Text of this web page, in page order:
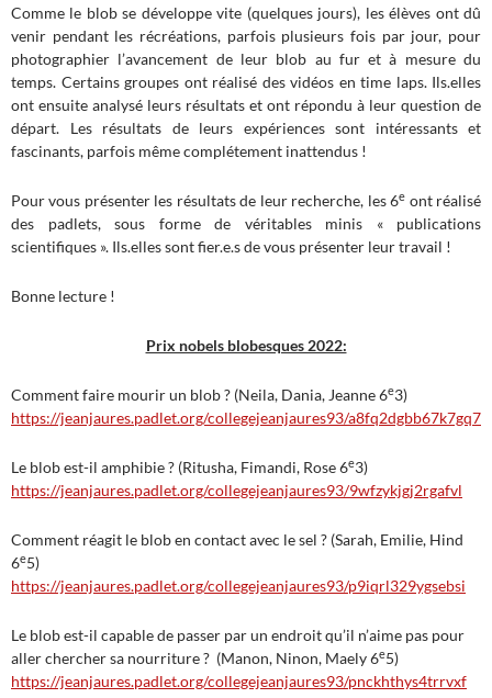
Comme le blob se développe vite (quelques jours), les élèves ont dû
venir pendant les récréations, parfois plusieurs fois par jour, pour
photographier l’avancement de leur blob au fur et à mesure du
temps. Certains groupes ont réalisé des vidéos en time laps. Ils.elles
ont ensuite analysé leurs résultats et ont répondu à leur question de
départ. Les résultats de leurs expériences sont intéressants et
fascinants, parfois même complétement inattendus !
Pour vous présenter les résultats de leur recherche, les 6e ont réalisé
des padlets, sous forme de véritables minis « publications
scientifiques ». Ils.elles sont fier.e.s de vous présenter leur travail !
Bonne lecture !
Prix nobels blobesques 2022:
Comment faire mourir un blob ? (Neila, Dania, Jeanne 6e3)
https://jeanjaures.padlet.org/collegejeanjaures93/a8fq2dgbb67k7gq7
Le blob est-il amphibie ? (Ritusha, Fimandi, Rose 6e3)
https://jeanjaures.padlet.org/collegejeanjaures93/9wfzykjgj2rgafvl
Comment réagit le blob en contact avec le sel ? (Sarah, Emilie, Hind
6e5)
https://jeanjaures.padlet.org/collegejeanjaures93/p9iqrl329ygsebsi
Le blob est-il capable de passer par un endroit qu’il n’aime pas pour
aller chercher sa nourriture ? (Manon, Ninon, Maely 6e5)
https://jeanjaures.padlet.org/collegejeanjaures93/pnckhthys4trrvxf